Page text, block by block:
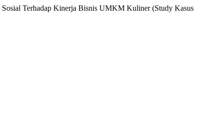
Sosial Terhadap Kinerja Bisnis UMKM Kuliner (Study Kasus